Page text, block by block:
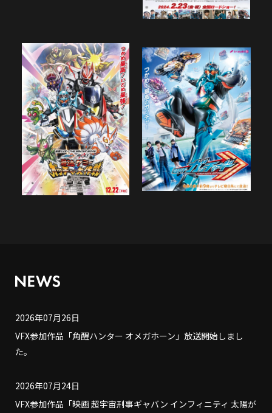
2026年07月26日
VFX参加作品「角醒ハンター オメガホーン」放送開始しまし
た。
2026年07月24日
VFX参加作品「映画 超宇宙刑事ギャバン インフィニティ 太陽が